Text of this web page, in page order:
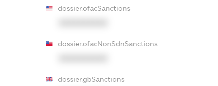
dossier.ofacSanctions
dossier.ofacNonSdnSanctions
dossier.gbSanctions